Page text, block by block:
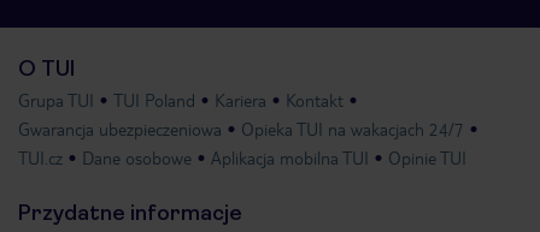
O TUI
Grupa TUI TUI Poland Kariera
Kontakt
Gwarancja ubezpieczeniowa
Opieka TUI na wakacjach 24/7
TUI.cz
Dane osobowe Aplikacja mobilna TUI Opinie TUI
Przydatne informacje